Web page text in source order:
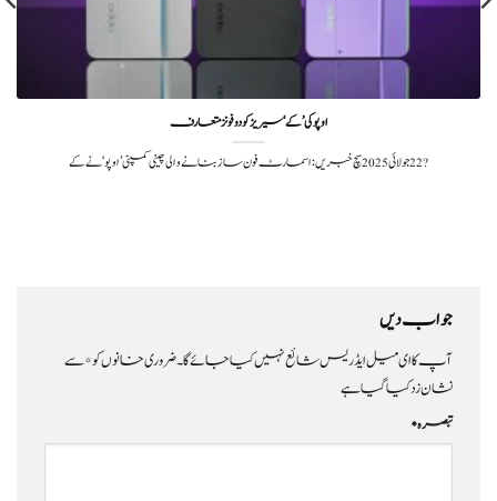
اوپو کی ’کے‘ سیریز کو دو فونز متعارف
?️ 22 جولائی 2025سچ خبریں: اسمارٹ فون ساز بنانے والی چینی کمپنی ’اوپو‘ نے کے
جواب دیں
آپ کا ای میل ایڈریس شائع نہیں کیا جائے گا۔ضروری خانوں کو*سے
نشان زد کیا گیا ہے
تبصرہ*